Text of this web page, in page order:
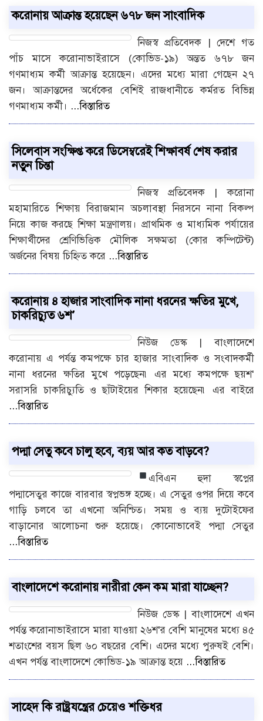
করোনায় আক্রান্ত হয়েছেন ৬৭৮ জন সাংবাদিক
নিজস্ব প্রতিবেদক | দেশে গত
পাঁচ মাসে করোনাভাইরাসে (কোভিড-১৯) অন্তত ৬৭৮ জন
গণমাধ্যম কর্মী আক্রান্ত হয়েছেন। এদের মধ্যে মারা গেছেন ২৭
জন। আক্রান্তদের অর্ধেকের বেশিই রাজধানীতে কর্মরত বিভিন্ন
গণমাধ্যম কর্মী। ...বিস্তারিত
সিলেবাস সংক্ষিপ্ত করে ডিসেম্বরেই শিক্ষাবর্ষ শেষ করার
নতুন চিন্তা
নিজস্ব প্রতিবেদক | করোনা
মহামারিতে শিক্ষায় বিরাজমান অচলাবস্থা নিরসনে নানা বিকল্প
নিয়ে কাজ করছে শিক্ষা মন্ত্রণালয়। প্রাথমিক ও মাধ্যমিক পর্যায়ের
শিক্ষার্থীদের শ্রেণিভিত্তিক মৌলিক সক্ষমতা (কোর কম্পিটেন্ট)
অর্জনের বিষয় চিহ্নিত করে ...বিস্তারিত
করোনায় ৪ হাজার সাংবাদিক নানা ধরনের ক্ষতির মুখে,
চাকরিচ্যুত ৬শ’
নিউজ ডেস্ক | বাংলাদেশে
করোনায় এ পর্যন্ত কমপক্ষে চার হাজার সাংবাদিক ও সংবাদকর্মী
নানা ধরনের ক্ষতির মুখে পড়েছেন৷ এর মধ্যে কমপক্ষে ছয়শ'
সরাসরি চাকরিচ্যুতি ও ছাঁটাইয়ের শিকার হয়েছেন৷ এর বাইরে
...বিস্তারিত
পদ্মা সেতু কবে চালু হবে, ব্যয় আর কত বাড়বে?
এবিএন হুদাস্বপ্নের
পদ্মাসেতুর কাজে বারবার স্বপ্নভঙ্গ হচ্ছে। এ সেতুর ওপর দিয়ে কবে
গাড়ি চলবে তা এখনো অনিশ্চিত। সময় ও ব্যয় দুটোইফের
বাড়ানোর আলোচনা শুরু হয়েছে। কোনোভাবেই পদ্মা সেতুর
...বিস্তারিত
বাংলাদেশে করোনায় নারীরা কেন কম মারা যাচ্ছেন?
নিউজ ডেস্ক | বাংলাদেশে এখন
পর্যন্ত করোনাভাইরাসে মারা যাওয়া ২৬শ'র বেশি মানুষের মধ্যে ৪৫
শতাংশের বয়স ছিল ৬০ বছরের বেশি। এদের মধ্যে পুরুষই বেশি।
এখন পর্যন্ত বাংলাদেশে কোভিড-১৯ আক্রান্ত হয়ে ...বিস্তারিত
সাহেদ কি রাষ্ট্রযন্ত্রের চেয়েও শক্তিধর